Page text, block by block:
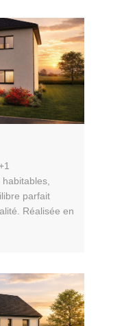
parfait
Réalisée en